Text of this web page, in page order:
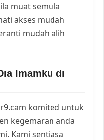
muat semula
akses mudah
mudah alih
Imamku di
komited untuk
kegemaran anda
Kami sentiasa